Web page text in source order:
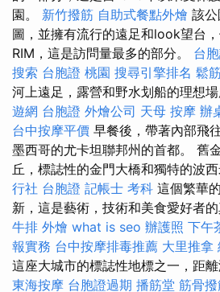
園。 新竹撥筋 自助式餐點外燴 該
圖，並擁有流行的遠足和look望台
RIM，這是訪問量最多的部分。 台
搜索 台胞證 桃園 搜尋引擎排名 鬆
河上遠足，露營和野水划船的理想場
遊網 台胞證 外燴公司 天母 按摩 辦
台中按摩平價 早餐後，帶著內部飛
墨西哥的尤卡坦聯邦州的首都。 舊
丘，標誌性的金門大橋和獨特的波
行社 台胞證 記帳士 考科 這個繁華
新，這是藝術，技術和美食愛好者的
牛排 外燴 what is seo 辦護照 下午
報實務 台中按摩排毒推薦 大里推拿
這座大城市的標誌性地標之一，距離
東海按摩 台胞證過期 播筋堂 筋骨